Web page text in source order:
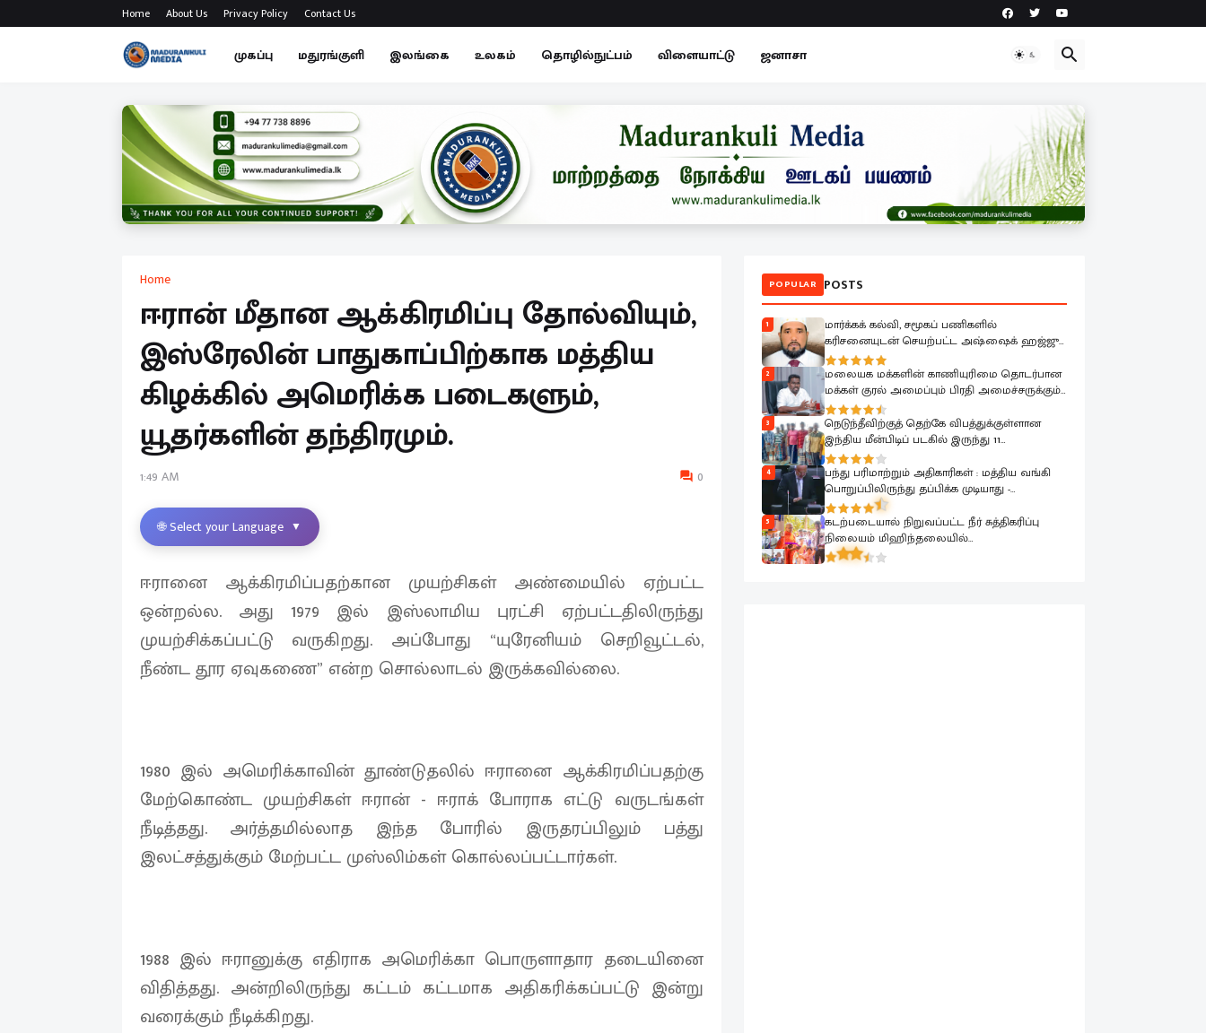
Home About Us Privacy Policy Contact Us
முகப்பு மதுரங்குளி இலங்கை உலகம் தொழில்நுட்பம் விளையாட்டு ஜனாசா
Home
ஈரான் மீதான ஆக்கிரமிப்பு தோல்வியும்,
இஸ்ரேலின் பாதுகாப்பிற்காக மத்திய
கிழக்கில் அமெரிக்க படைகளும்,
யூதர்களின் தந்திரமும்.
1:49 AM 0
🌐 Select your Language ▼
ஈரானை ஆக்கிரமிப்பதற்கான முயற்சிகள் அண்மையில் ஏற்பட்ட
ஒன்றல்ல. அது 1979 இல் இஸ்லாமிய புரட்சி ஏற்பட்டதிலிருந்து
முயற்சிக்கப்பட்டு வருகிறது. அப்போது “யுரேனியம் செறிவூட்டல்,
நீண்ட தூர ஏவுகணை” என்ற சொல்லாடல் இருக்கவில்லை.
1980 இல் அமெரிக்காவின் தூண்டுதலில் ஈரானை ஆக்கிரமிப்பதற்கு
மேற்கொண்ட முயற்சிகள் ஈரான் - ஈராக் போராக எட்டு வருடங்கள்
நீடித்தது. அர்த்தமில்லாத இந்த போரில் இருதரப்பிலும் பத்து
இலட்சத்துக்கும் மேற்பட்ட முஸ்லிம்கள் கொல்லப்பட்டார்கள்.
1988 இல் ஈரானுக்கு எதிராக அமெரிக்கா பொருளாதார தடையினை
விதித்தது. அன்றிலிருந்து கட்டம் கட்டமாக அதிகரிக்கப்பட்டு இன்று
வரைக்கும் நீடிக்கிறது.
POPULAR POSTS
1
மார்க்கக் கல்வி, சமூகப் பணிகளில்
கரிசனையுடன் செயற்பட்ட அஷ்ஷைக் ஹஜ்ஜு
முஹம்மதின் மறைவு பேரிழப்பாகும்; அம்பாறை
மாவட்ட ஜம்இய்யத்துல் உலமா ஆழ்ந்த
கவலை.!
2
மலையக மக்களின் காணியுரிமை தொடர்பான
மக்கள் குரல் அமைப்பும் பிரதி அமைச்சருக்கும்
விஷேட கலந்துரையாடல்
3
நெடுந்தீவிற்குத் தெற்கே விபத்துக்குள்ளான
இந்திய மீன்பிடிப் படகில் இருந்து 11
மீனவர்களை இலங்கை கடற்படை பாதுகாப்பாக
மீட்டது
4
பந்து பரிமாற்றும் அதிகாரிகள் : மத்திய வங்கி
பொறுப்பிலிருந்து தப்பிக்க முடியாது -
பாராளுமன்றத்தில் ரவூப் ஹக்கீம் ஆவேசம்
5
கடற்படையால் நிறுவப்பட்ட நீர் சுத்திகரிப்பு
நிலையம் மிஹிந்தலையில்
பொதுமக்களுக்காக கையளிக்கப்பட்டது